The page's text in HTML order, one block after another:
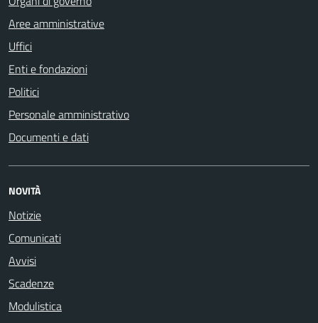
Aree amministrative
Uffici
Enti e fondazioni
Politici
Personale amministrativo
Documenti e dati
NOVITÀ
Notizie
Comunicati
Avvisi
Scadenze
Modulistica